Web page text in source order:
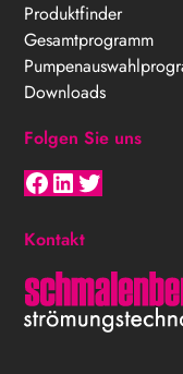
Produktfinder
Gesamtprogramm
Downloads
Folgen Sie uns
Facebook
LinkedIn
Twitter
Kontakt